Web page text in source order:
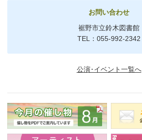
お問い合わせ
裾野市立鈴木図書館
TEL：055-992-2342
公演･イベント一覧へ